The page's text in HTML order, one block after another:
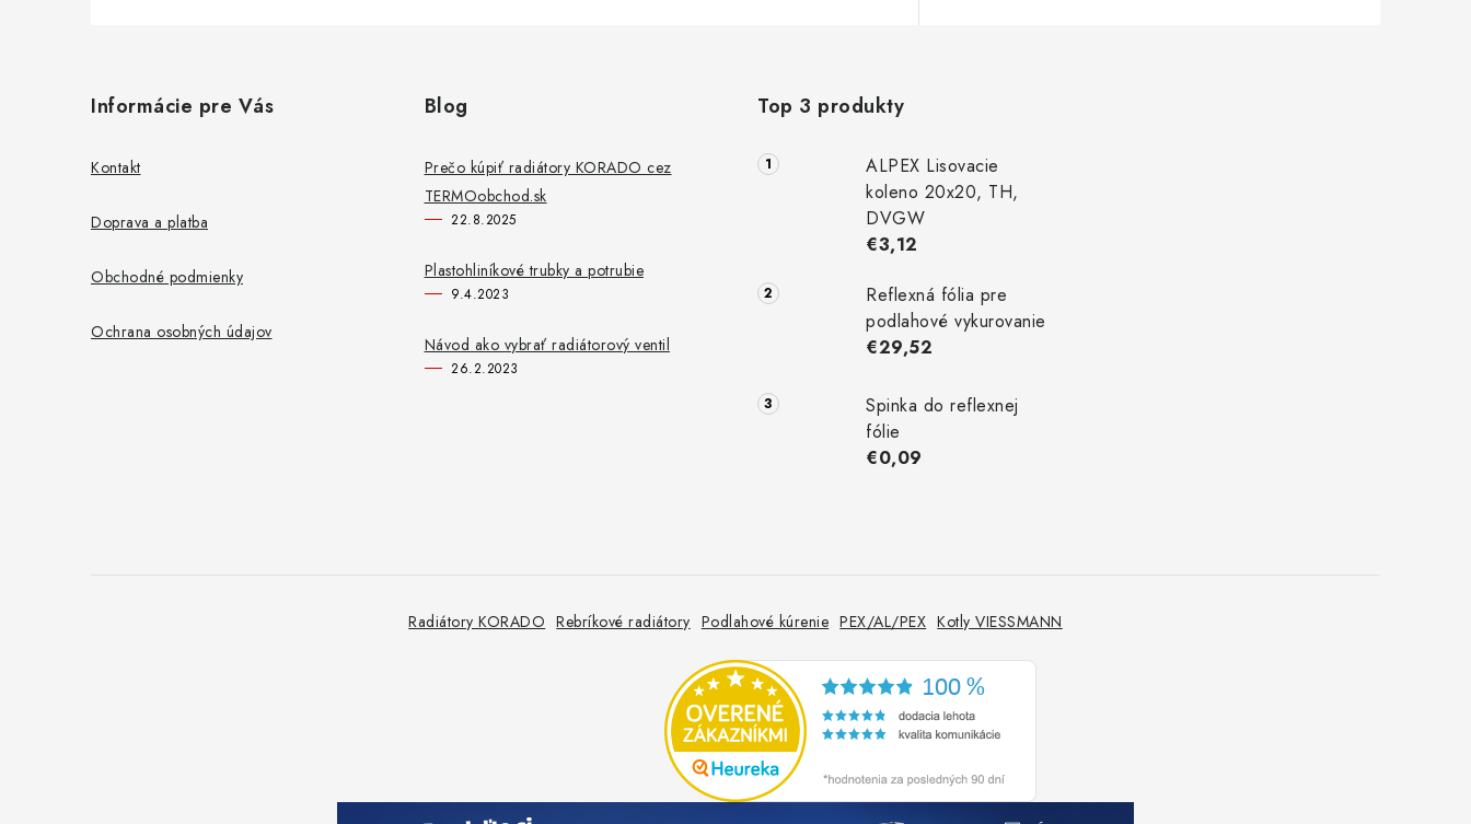
Informácie pre Vás
Kontakt
Doprava a platba
Obchodné podmienky
Ochrana osobných údajov
Blog
Prečo kúpiť radiátory KORADO cez
TERMOobchod.sk
22.8.2025
Plastohliníkové trubky a potrubie
9.4.2023
Návod ako vybrať radiátorový ventil
26.2.2023
Top 3 produkty
ALPEX Lisovacie
koleno 20x20, TH,
DVGW
€3,12
Reflexná fólia pre
podlahové vykurovanie
€29,52
Spinka do reflexnej
fólie
€0,09
Radiátory KORADO Rebríkové radiátory Podlahové kúrenie PEX/AL/PEX Kotly VIESSMANN